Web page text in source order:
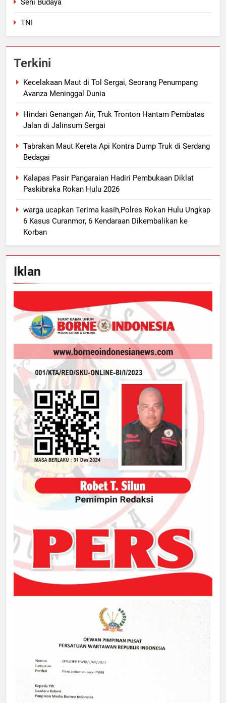
Seni Budaya
TNI
Terkini
Kecelakaan Maut di Tol Sergai, Seorang Penumpang
Avanza Meninggal Dunia
Hindari Genangan Air, Truk Tronton Hantam Pembatas
Jalan di Jalinsum Sergai
Tabrakan Maut Kereta Api Kontra Dump Truk di Serdang
Bedagai
Kalapas Pasir Pangaraian Hadiri Pembukaan Diklat
Paskibraka Rokan Hulu 2026
warga ucapkan Terima kasih,Polres Rokan Hulu Ungkap
6 Kasus Curanmor, 6 Kendaraan Dikembalikan ke
Korban
Iklan